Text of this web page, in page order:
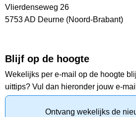
Vlierdenseweg 26
5753 AD Deurne (Noord-Brabant)
Blijf op de hoogte
Wekelijks per e-mail op de hoogte
uittips? Vul dan hieronder jouw e-
Ontvang wekelijks de